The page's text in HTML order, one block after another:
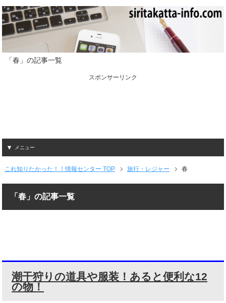
「春」の記事一覧
スポンサーリンク
メニュー
これ知りたかった！！情報センター TOP 旅行・レジャー 春
「春」の記事一覧
潮干狩りの道具や服装！あると便利な12
の物！